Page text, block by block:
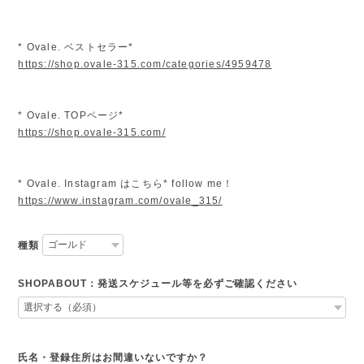
* Ovale. ベストセラー*
https://shop.ovale-315.com/categories/4959478
* Ovale. TOPページ*
https://shop.ovale-315.com/
* Ovale. Instagram はこちら* follow me！
https://www.instagram.com/ovale_315/
種類
SHOPABOUT：発送スケジュール等を必ずご確認ください
氏名・登録住所はお間違いないですか？